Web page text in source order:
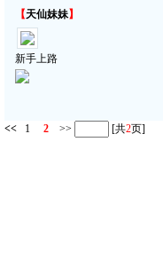
【天仙妹妹】
新手上路
<< 1 2 >> [共2页]